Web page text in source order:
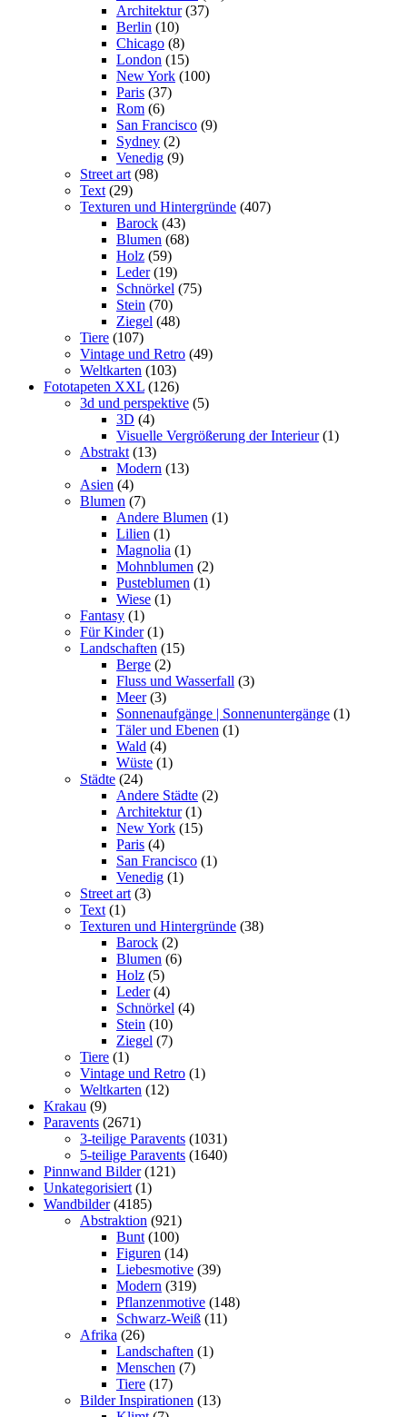
Architektur (37)
Berlin (10)
Chicago (8)
London (15)
New York (100)
Paris (37)
Rom (6)
San Francisco (9)
Sydney (2)
Venedig (9)
Street art (98)
Text (29)
Texturen und Hintergründe (407)
Barock (43)
Blumen (68)
Holz (59)
Leder (19)
Schnörkel (75)
Stein (70)
Ziegel (48)
Tiere (107)
Vintage und Retro (49)
Weltkarten (103)
Fototapeten XXL (126)
3d und perspektive (5)
3D (4)
Visuelle Vergrößerung der Interieur (1)
Abstrakt (13)
Modern (13)
Asien (4)
Blumen (7)
Andere Blumen (1)
Lilien (1)
Magnolia (1)
Mohnblumen (2)
Pusteblumen (1)
Wiese (1)
Fantasy (1)
Für Kinder (1)
Landschaften (15)
Berge (2)
Fluss und Wasserfall (3)
Meer (3)
Sonnenaufgänge | Sonnenuntergänge (1)
Täler und Ebenen (1)
Wald (4)
Wüste (1)
Städte (24)
Andere Städte (2)
Architektur (1)
New York (15)
Paris (4)
San Francisco (1)
Venedig (1)
Street art (3)
Text (1)
Texturen und Hintergründe (38)
Barock (2)
Blumen (6)
Holz (5)
Leder (4)
Schnörkel (4)
Stein (10)
Ziegel (7)
Tiere (1)
Vintage und Retro (1)
Weltkarten (12)
Krakau (9)
Paravents (2671)
3-teilige Paravents (1031)
5-teilige Paravents (1640)
Pinnwand Bilder (121)
Unkategorisiert (1)
Wandbilder (4185)
Abstraktion (921)
Bunt (100)
Figuren (14)
Liebesmotive (39)
Modern (319)
Pflanzenmotive (148)
Schwarz-Weiß (11)
Afrika (26)
Landschaften (1)
Menschen (7)
Tiere (17)
Bilder Inspirationen (13)